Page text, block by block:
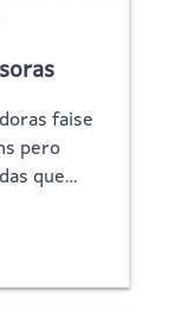
faise
pero
que…